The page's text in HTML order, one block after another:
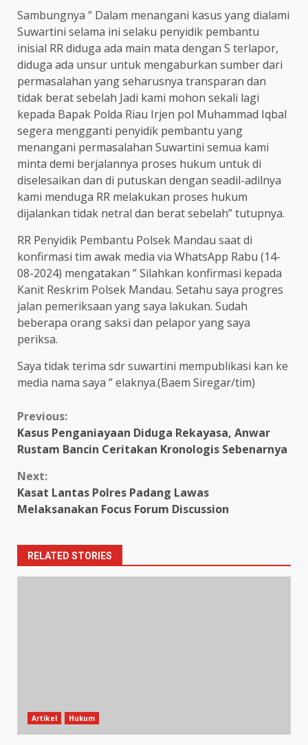
Sambungnya ” Dalam menangani kasus yang dialami
Suwartini selama ini selaku penyidik pembantu
inisial RR diduga ada main mata dengan S terlapor,
diduga ada unsur untuk mengaburkan sumber dari
permasalahan yang seharusnya transparan dan
tidak berat sebelah Jadi kami mohon sekali lagi
kepada Bapak Polda Riau Irjen pol Muhammad Iqbal
segera mengganti penyidik pembantu yang
menangani permasalahan Suwartini semua kami
minta demi berjalannya proses hukum untuk di
diselesaikan dan di putuskan dengan seadil-adilnya
kami menduga RR melakukan proses hukum
dijalankan tidak netral dan berat sebelah” tutupnya.
RR Penyidik Pembantu Polsek Mandau saat di
konfirmasi tim awak media via WhatsApp Rabu (14-
08-2024) mengatakan ” Silahkan konfirmasi kepada
Kanit Reskrim Polsek Mandau. Setahu saya progres
jalan pemeriksaan yang saya lakukan. Sudah
beberapa orang saksi dan pelapor yang saya
periksa.
Saya tidak terima sdr suwartini mempublikasi kan ke
media nama saya ” elaknya.(Baem Siregar/tim)
Continue
Reading
Previous:
Kasus Penganiayaan Diduga Rekayasa, Anwar
Rustam Bancin Ceritakan Kronologis Sebenarnya
Next:
Kasat Lantas Polres Padang Lawas
Melaksanakan Focus Forum Discussion
RELATED STORIES
Artikel Hukum